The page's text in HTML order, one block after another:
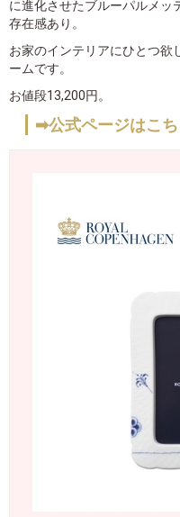
に進化させたブルーパルメッ
存在感あり。
お家のインテリアにひとつ欲
ームです。
お値段13,200円。
➡公式ページはこち